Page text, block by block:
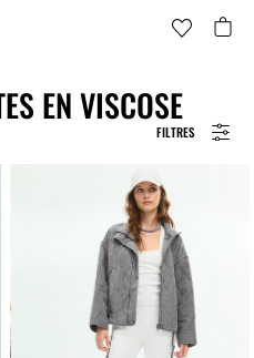
FILTRES
EN VISCOSE